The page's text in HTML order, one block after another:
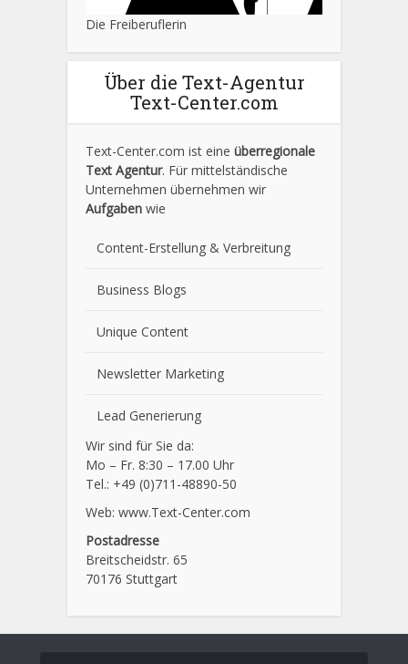
Die Freiberuflerin
Über die Text-Agentur
Text-Center.com
Text-Center.com ist eine überregionale
Text Agentur. Für mittelständische
Unternehmen übernehmen wir
Aufgaben wie
Content-Erstellung & Verbreitung
Business Blogs
Unique Content
Newsletter Marketing
Lead Generierung
Wir sind für Sie da:
Mo – Fr. 8:30 – 17.00 Uhr
Tel.: +49 (0)711-48890-50
Web: www.Text-Center.com
Postadresse
Breitscheidstr. 65
70176 Stuttgart